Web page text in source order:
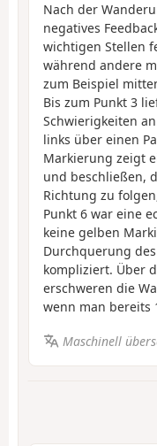
Nach der
negatives
wichtigen Stellen
während andere
zum Beispiel
Bis zum Punkt 3
Schwierigkeiten
links über einen
Markierung zeigt
und beschließen,
Richtung zu
Punkt 6 war eine
keine gelben
Durchquerung
kompliziert. Über
erschweren die
wenn man bereits
Maschinell